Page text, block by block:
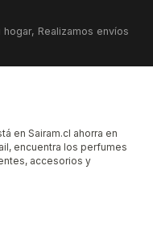
Realizamos envíos
en Sairam.cl ahorra en
encuentra los perfumes
accesorios y